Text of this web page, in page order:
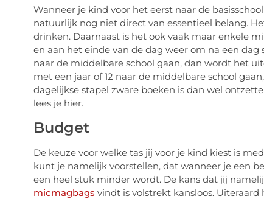
Wanneer je kind voor het eerst naar de
natuurlijk nog niet direct van essentieel belang.
drinken. Daarnaast is het ook vaak maar enkele
en aan het einde van de dag weer om na een
naar de middelbare school gaan, dan wordt het
met een jaar of 12 naar de middelbare school
dagelijkse stapel zware boeken is dan wel
lees je hier.
Budget
De keuze voor welke tas jij voor je kind kiest is
kunt je namelijk voorstellen, dat wanneer je een
een heel stuk minder wordt. De kans dat jij
micmagbags vindt is volstrekt kansloos.